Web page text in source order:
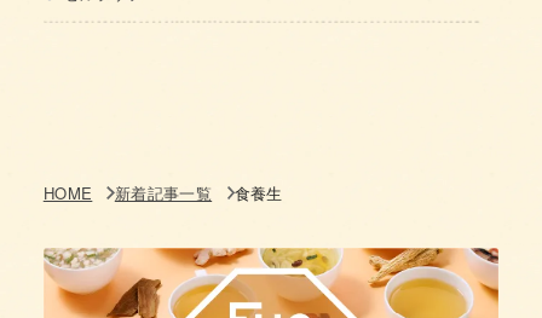
HOME 新着記事一覧 食養生